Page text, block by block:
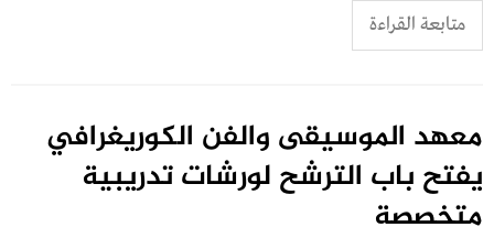
متابعة القراءة
معهد الموسيقى والفن الكوريغرافي
يفتح باب الترشح لورشات تدريبية
متخصصة